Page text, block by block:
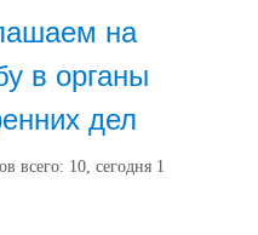
на
в органы
дел
всего: 10, сегодня 1